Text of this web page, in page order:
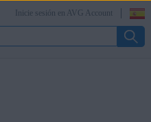
Inicie sesión en AVG Account